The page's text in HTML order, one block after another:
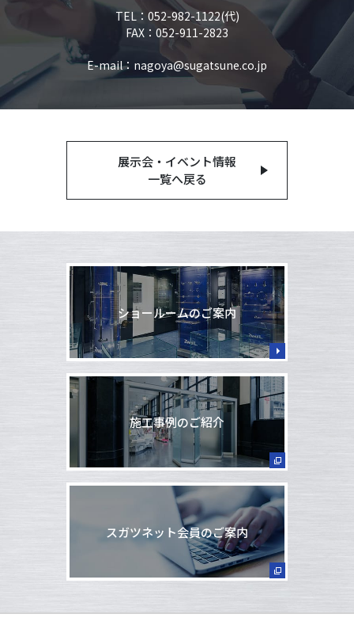
TEL：052-982-1122(代)
FAX：052-911-2823
E-mail：nagoya@sugatsune.co.jp
展示会・イベント情報
一覧へ戻る
ショールームのご案内
施工事例のご紹介
スガツネット会員のご案内